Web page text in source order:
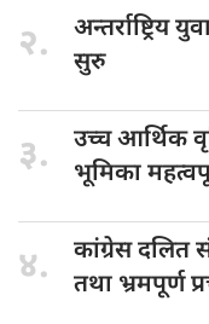
२. अन्तर्राष्ट्रिय
सुरु
३. उच्च आर्थिक
भूमिका
४. कांग्रेस दलित
तथा भ्रमपूर्ण